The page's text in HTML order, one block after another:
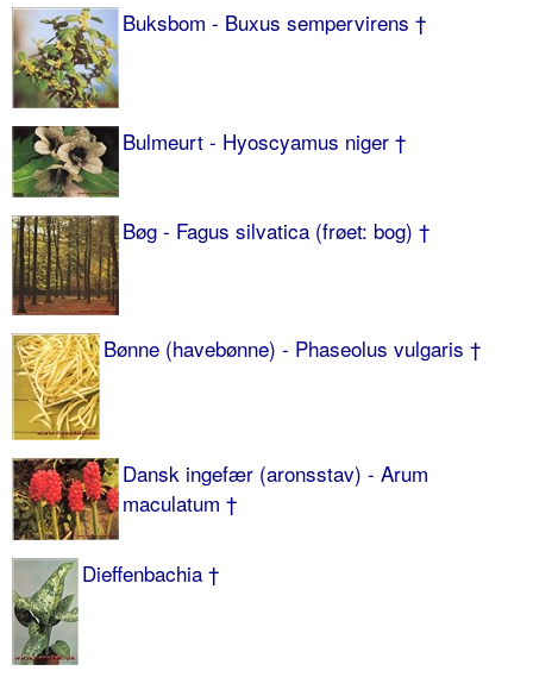
Buksbom - Buxus sempervirens †
Bulmeurt - Hyoscyamus niger †
Bøg - Fagus silvatica (frøet: bog) †
Bønne (havebønne) - Phaseolus vulgaris †
Dansk ingefær (aronsstav) - Arum
maculatum †
Dieffenbachia †